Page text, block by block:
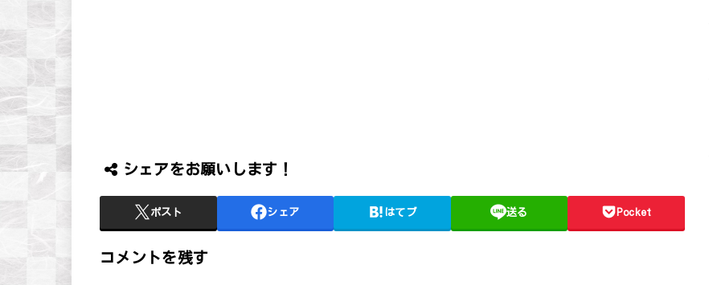
シェアをお願いします！
ポスト シェア はてブ 送る Pocket
コメントを残す